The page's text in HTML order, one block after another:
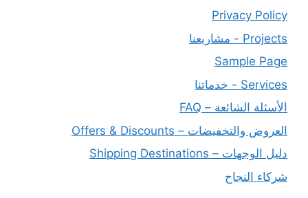
Privacy Policy
Projects - مشاريعنا
Sample Page
Services - خدماتنا
الأسئلة الشائعة – FAQ
العروض والتخفيضات – Offers & Discounts
دليل الوجهات – Shipping Destinations
شركاء النجاح